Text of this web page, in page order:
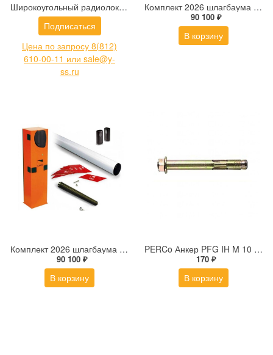
Широкоугольный радиолокационный датчик (радар) обнаружения цели на большой площади DIVITEC DT-PR500-W
Подписаться
Цена по запросу 8(812)
610-00-11 или sale@y-
ss.ru
Комплект 2026 шлагбаума G3750SX Classico: 001G3750_SX - 1 шт.; 001G0402 - 1 шт.; 001G0461 - 1 шт.; 001G04060 - 1 шт.
90 100 ₽
В корзину
Комплект 2026 шлагбаума G3750DX Classico: 001G3750_DX - 1 шт.; 001G0402 - 1 шт.; 001G0461 - 1 шт.; 001G04060 - 1 шт.
90 100 ₽
В корзину
PERCo Анкер PFG IH M 10 (с болтом) для крепления стойки турникета PERCo-RTD-03S к полу
170 ₽
В корзину